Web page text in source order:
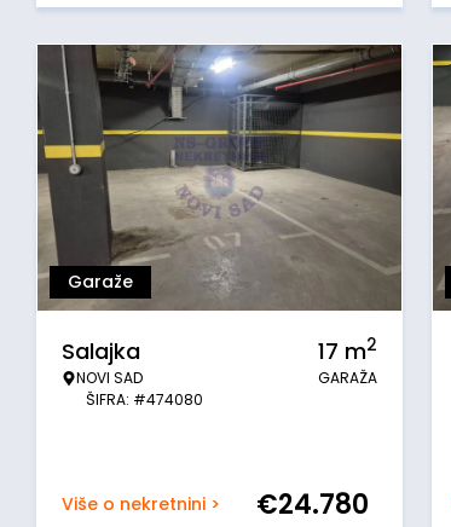
Garaže
Salajka
NOVI SAD
ŠIFRA: #474080
17 m2
GARAŽA
Više o nekretnini > €24.780